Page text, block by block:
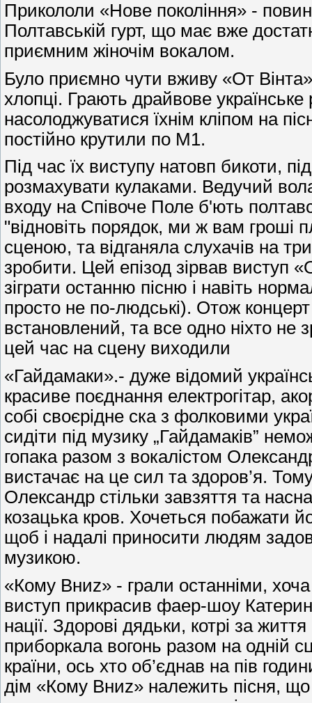
Прикололи «Нове покоління» -
Полтавській гурт, що має вже
приємним жіночім вокалом.
Було приємно чути вживу «От
хлопці. Грають драйвове
насолоджуватися їхнім кліпом на
постійно крутили по М1.
Під час їх виступу натовп бикоти,
розмахувати кулаками. Ведучий
входу на Співоче Поле б'ють
"відновіть порядок, ми ж вам гроші
сценою, та відганяла слухачів на
зробити. Цей епізод зірвав виступ
зіграти останню пісню і навіть
просто не по-людські). Отож
встановлений, та все одно ніхто не
цей час на сцену виходили
«Гайдамаки».- дуже відомий
красиве поєднання електрогітар,
собі своєрідне ска з фолковими
сидіти під музику „Гайдамаків”
гопака разом з вокалістом
вистачає на це сил та здоров’я.
Олександр стільки завзяття та
козацька кров. Хочеться побажати
щоб і надалі приносити людям
музикою.
«Кому Вниz» - грали останніми, хоча
виступ прикрасив фаер-шоу
нації. Здорові дядьки, котрі за
приборкала вогонь разом на одній
країни, ось хто об’єднав на пів
дім «Кому Вниz» належить пісня,